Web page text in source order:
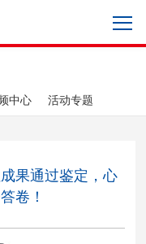
中心 活动专题
果通过鉴定，心
卷！